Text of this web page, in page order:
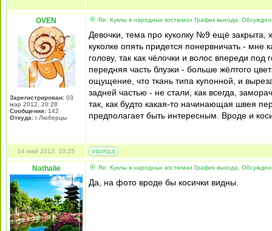
OVEN
Зарегистрирован: 03
мар 2012, 20:28
Сообщения: 142
Откуда: г.Люберцы
Re: Куклы в народных костюмах График выхода,
Девочки, тема про куколку №9 ещё закрыта,
куколке опять придется понервничать -
голову, так как чёлочки и волос впереди
передняя часть блузки - больше жёлтого
ощущение, что ткань типа купонной, и
задней частью - не стали, как всегда,
так, как будто какая-то начинающая швея
предполагает быть интересным. Вроде и
14 май 2012, 10:25
Nathalie Re: Куклы в народных костюмах График выхода,
Да, на фото вроде бы косички видны.